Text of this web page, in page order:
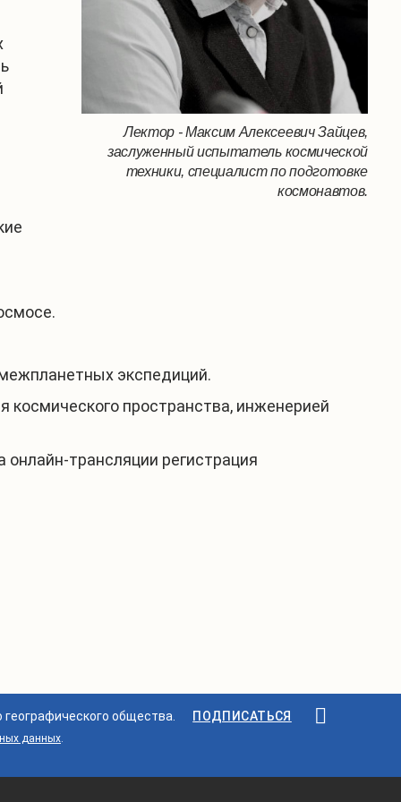
Лектор - Максим Алексеевич Зайцев,
заслуженный испытатель космической
техники, специалист по подготовке
космонавтов.
экспедиций.
космического пространства, инженерией
трансляции регистрация
общества. ПОДПИСАТЬСЯ
данных.